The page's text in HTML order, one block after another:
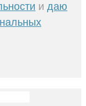
и даю